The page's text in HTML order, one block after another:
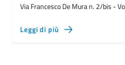
Via Francesco De Mura n. 2/bis -
Leggi di più